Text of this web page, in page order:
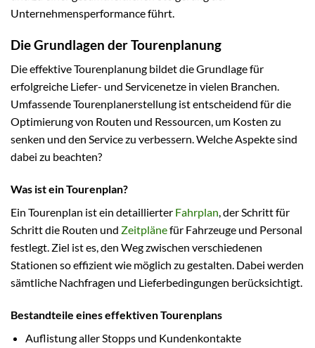
Unternehmensperformance führt.
Die Grundlagen der Tourenplanung
Die effektive Tourenplanung bildet die Grundlage für
erfolgreiche Liefer- und Servicenetze in vielen Branchen.
Umfassende Tourenplanerstellung ist entscheidend für die
Optimierung von Routen und Ressourcen, um Kosten zu
senken und den Service zu verbessern. Welche Aspekte sind
dabei zu beachten?
Was ist ein Tourenplan?
Ein Tourenplan ist ein detaillierter Fahrplan, der Schritt für
Schritt die Routen und Zeitplänefür Fahrzeuge und Personal
festlegt. Ziel ist es, den Weg zwischen verschiedenen
Stationen so effizient wie möglich zu gestalten. Dabei werden
sämtliche Nachfragen und Lieferbedingungen berücksichtigt.
Bestandteile eines effektiven Tourenplans
Auflistung aller Stopps und Kundenkontakte